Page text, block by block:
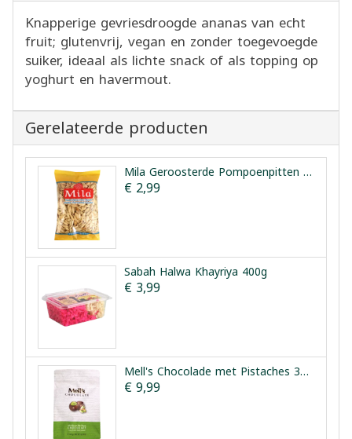
Knapperige gevriesdroogde ananas van echt
fruit; glutenvrij, vegan en zonder toegevoegde
suiker, ideaal als lichte snack of als topping op
yoghurt en havermout.
Gerelateerde producten
Mila Geroosterde Pompoenpitten 300g
€ 2,99
Sabah Halwa Khayriya 400g
€ 3,99
Mell's Chocolade met Pistaches 300g
€ 9,99